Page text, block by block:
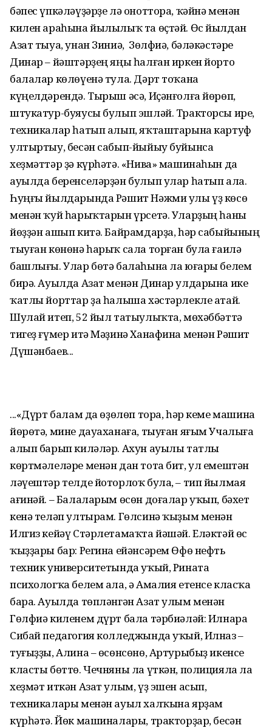
бәпес үпкәләүҙәрҙе лә оноттора, ҡәйнә менән
килен араһына йылылыҡ та өҫтәй. Өс йылдан
Азат тыуа, унан Зиниә, Зөлфиә, бәләкәстәре
Динар – йәштәрҙең яңы һалған иркен йорто
балалар көлөүенә тула. Дәрт тоҡана
күңелдәрендә. Тырыш әсә, Иҫәнғолға йөрөп,
штукатур-буяусы булып эшләй. Тракторсы ире,
техникалар һатып алып, яҡташтарына картуф
ултыртыу, бесән сабып-йыйыу буйынса
хеҙмәттәр ҙә күрһәтә. «Нива» машинаһын да
ауылда беренселәрҙән булып улар һатып ала.
Һуңғы йылдарында Рәшит Нәжми улы үҙ көсө
менән ҡуй һарыҡтарын үрсетә. Уларҙың һаны
йөҙҙән ашып китә. Байрамдарҙа, һәр сабыйының
тыуған көнөнә һарыҡ сала торған була ғаилә
башлығы. Улар бөтә балаһына ла юғары белем
бирә. Ауылда Азат менән Динар улдарына ике
ҡатлы йорттар ҙа һалыша хәстәрлекле атай.
Шулай итеп, 52 йыл татыулыҡта, мөхәббәттә
тигеҙ ғүмер итә Мәҙинә Ханафина менән Рәшит
Дүшәнбаев...
...«Дүрт балам да өҙөлөп тора, һәр кеме машина
йөрөтә, мине дауаханаға, тыуған яғым Учалыға
алып барып киләләр. Ахун ауылы татлы
көртмәлеләре менән дан тота бит, ул емештән
ләүештәр телде йоторлоҡ була, – тип йылмая
ағинәй. – Балаларым өсөн доғалар уҡып, бәхет
кенә теләп ултырам. Гөлсинә ҡыҙым менән
Илгиз кейәү Стәрлетамаҡта йәшәй. Еләктәй өс
ҡыҙҙары бар: Регина ейәнсәрем Өфө нефть
техник университетында уҡый, Рината
психологҡа белем ала, ә Амалия етенсе класҡа
бара. Ауылда төпләнгән Азат улым менән
Гөлфиә киленем дүрт бала тәрбиәләй: Илнара
Сибай педагогия колледжында уҡый, Илназ –
туғыҙҙы, Алина – өсөнсөнө, Артурыбыҙ икенсе
класты бөттө. Чечняны ла үткән, полицияла ла
хеҙмәт иткән Азат улым, үҙ эшен асып,
техникалары менән ауыл халҡына ярҙам
күрһәтә. Йөк машиналары, тракторҙар, бесән